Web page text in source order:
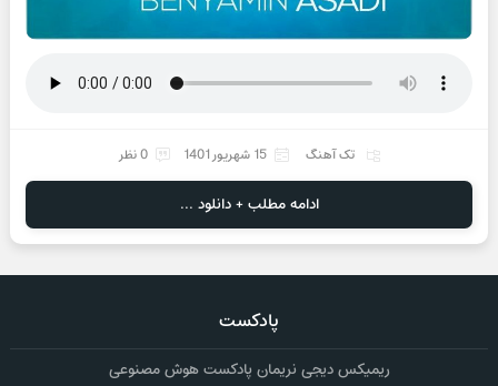
تک آهنگ 15 شهریور 1401 0 نظر
ادامه مطلب + دانلود ...
پادکست
ریمیکس دیجی نریمان پادکست هوش مصنوعی